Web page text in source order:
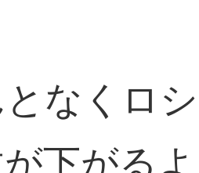
となくロ
下がる